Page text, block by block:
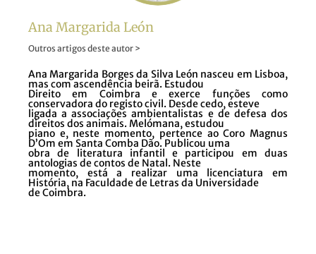
Ana Margarida León
Outros artigos deste autor >
Ana Margarida Borges da Silva León nasceu em Lisboa,
mas com ascendência beirã. Estudou
Direito em Coimbra e exerce funções como
conservadora do registo civil. Desde cedo, esteve
ligada a associações ambientalistas e de defesa dos
direitos dos animais. Melómana, estudou
piano e, neste momento, pertence ao Coro Magnus
D’Om em Santa Comba Dão. Publicou uma
obra de literatura infantil e participou em duas
antologias de contos de Natal. Neste
momento, está a realizar uma licenciatura em
História, na Faculdade de Letras da Universidade
de Coimbra.